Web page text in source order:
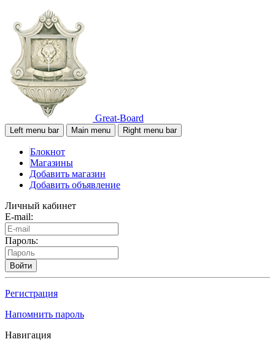
Great-Board
Left menu bar Main menu Right menu bar
Блокнот
Магазины
Добавить магазин
Добавить объявление
Личный кабинет
E-mail:
Пароль:
Войти
Регистрация
Напомнить пароль
Навигация